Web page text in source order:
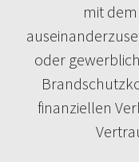
mit
oder
finanziellen